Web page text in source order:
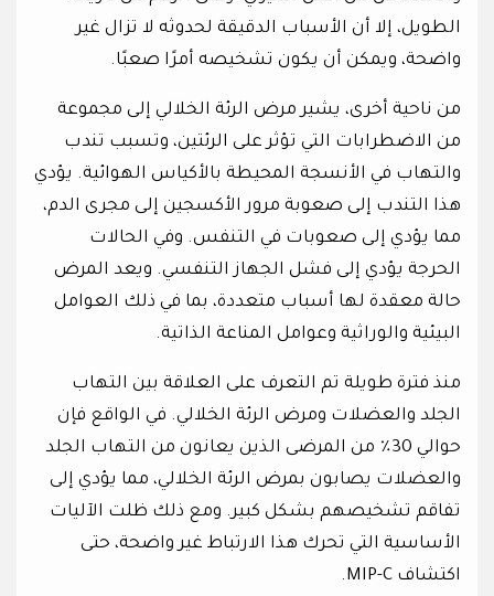
الطويل، إلا أن الأسباب الدقيقة لحدوثه لا تزال غير
واضحة، ويمكن أن يكون تشخيصه أمرًا صعبًا.
من ناحية أخرى، يشير مرض الرئة الخلالي إلى مجموعة
من الاضطرابات التي تؤثر على الرئتين، وتسبب تندب
والتهاب في الأنسجة المحيطة بالأكياس الهوائية. يؤدي
هذا التندب إلى صعوبة مرور الأكسجين إلى مجرى الدم،
مما يؤدي إلى صعوبات في التنفس. وفي الحالات
الحرجة يؤدي إلى فشل الجهاز التنفسي. ويعد المرض
حالة معقدة لها أسباب متعددة، بما في ذلك العوامل
البيئية والوراثية وعوامل المناعة الذاتية.
منذ فترة طويلة تم التعرف على العلاقة بين التهاب
الجلد والعضلات ومرض الرئة الخلالي. في الواقع فإن
حوالي 30٪ من المرضى الذين يعانون من التهاب الجلد
والعضلات يصابون بمرض الرئة الخلالي، مما يؤدي إلى
تفاقم تشخيصهم بشكل كبير. ومع ذلك ظلت الآليات
الأساسية التي تحرك هذا الارتباط غير واضحة، حتى
اكتشاف MIP-C.